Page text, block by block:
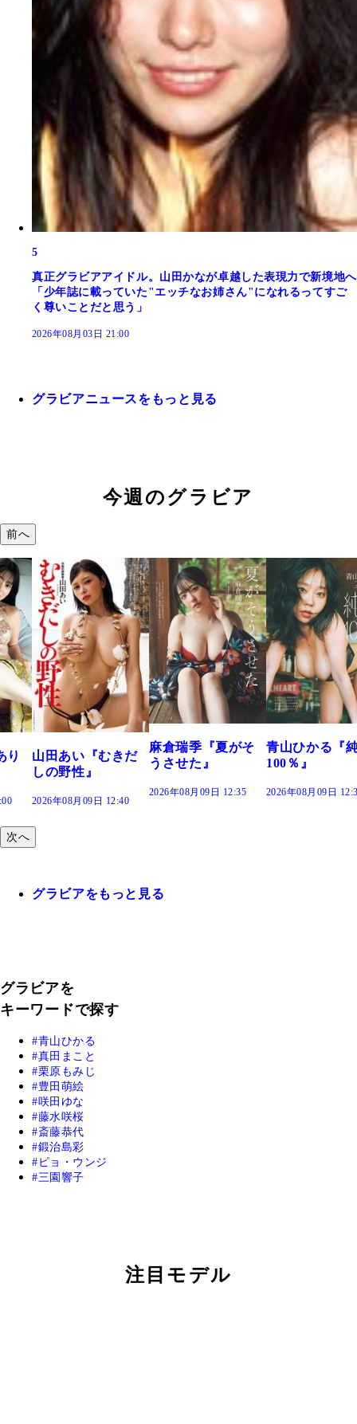
5
真正グラビアアイドル。山田かなが卓越した表現力で新境地へ
「少年誌に載っていた"エッチなお姉さん"になれるってすご
く尊いことだと思う」
2026年08月03日 21:00
グラビアニュースをもっと見る
今週のグラビア
前へ
い『むきだ
性』
08月09日 12:40
麻倉瑞季『夏がそ
うさせた』
2026年08月09日 12:35
青山ひかる『純度
100％』
2026年08月09日 12:30
溝端
つの
で。
2026年
次へ
グラビアをもっと見る
グラビアを
キーワードで探す
青山ひかる
真田まこと
栗原もみじ
豊田萌絵
咲田ゆな
藤水咲桜
斎藤恭代
鍛治島彩
ピョ・ウンジ
三園響子
注目モデル